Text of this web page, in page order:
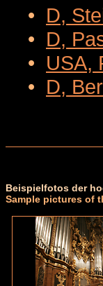
• D,
• D,
• USA,
• D,
Beispielfotos der
Sample pictures of